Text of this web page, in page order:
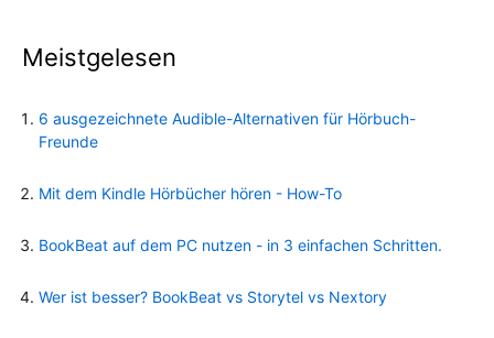
Meistgelesen
6 ausgezeichnete Audible-Alternativen für Hörbuch-
Freunde
Mit dem Kindle Hörbücher hören - How-To
BookBeat auf dem PC nutzen - in 3 einfachen Schritten.
Wer ist besser? BookBeat vs Storytel vs Nextory